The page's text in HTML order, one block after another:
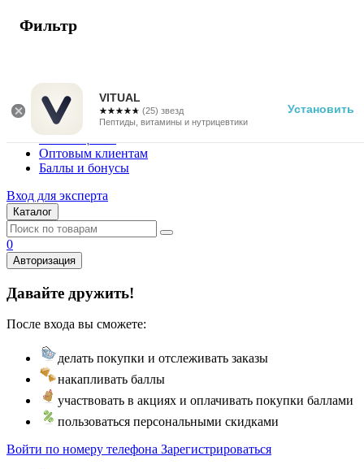
VITUAL
☆☆☆☆☆
★★★★★ (25) звезд
Пептиды, витамины и нутрицевтики
Установить
г. Москва
Vitual Peptide
+7 (800) 101-13-25
Специалистам
Поставщикам
Оптовым клиентам
Баллы и бонусы
Вход для эксперта
Каталог
0
Авторизация
Давайте дружить!
После входа вы сможете:
делать покупки и отслеживать заказы
накапливать баллы
участвовать в акциях и оплачивать покупки баллами
пользоваться персональными скидками
Войти по номеру телефона Зарегистрироваться
Фильтр